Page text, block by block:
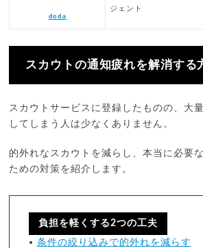
doda
ジェント
スカウトの通知疲れを解消する
スカウトサービスに登録したものの、大
してしまう人は少なくありません。
的外れなスカウトを減らし、本当に必要
ための対策を紹介します。
負担を軽くする2つの工夫
条件の絞り込みで的外れを減らす